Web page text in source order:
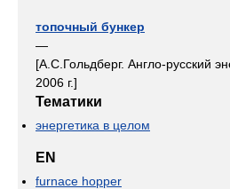
топочный бункер
—
[А.С.Гольдберг. Англо-русский
2006 г.]
Тематики
энергетика в целом
EN
furnace hopper